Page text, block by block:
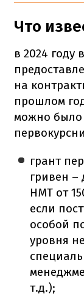
Что
в 2024 году
на
прошлом
можно было
грант
гривен –
НМТ от
если
особой
уровня
т.д.);